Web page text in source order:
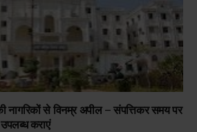
नागरिकों से विनम्र अपील – संपत्तिकर समय पर
कराएं